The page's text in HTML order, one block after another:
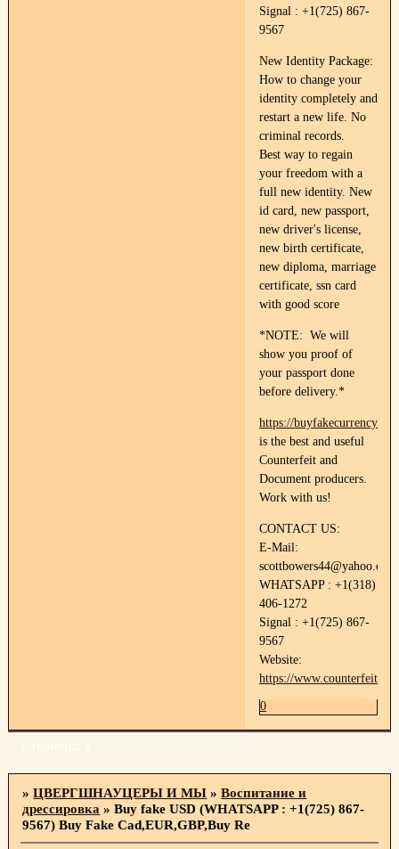
Signal : +1(725) 867-
9567
New Identity Package:
How to change your
identity completely and
restart a new life. No
criminal records.
Best way to regain
your freedom with a
full new identity. New
id card, new passport,
new driver's license,
new birth certificate,
new diploma, marriage
certificate, ssn card
with good score
*NOTE: We will
show you proof of
your passport done
before delivery.*
https://
is the best and useful
Counterfeit and
Document producers.
Work with us!
CONTACT US:
E-Mail:
scottbowers44@yahoo.com
WHATSAPP : +1(318)
406-1272
Signal : +1(725) 867-
9567
Website:
https://
0
Страница: 1
»ЦВЕРГШНАУЦЕРЫ И МЫ »Воспитание и
дрессировка »Buy fake USD (WHATSAPP : +1(725) 867-
9567) Buy Fake Cad,EUR,GBP,Buy Re